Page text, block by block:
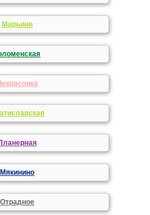
Марьино
Мякинино
Отрадное